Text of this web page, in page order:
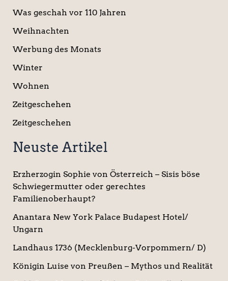
Was geschah vor 110 Jahren
Weihnachten
Werbung des Monats
Winter
Wohnen
Zeitgeschehen
Zeitgeschehen
Neuste Artikel
Erzherzogin Sophie von Österreich – Sisis böse
Schwiegermutter oder gerechtes
Familienoberhaupt?
Anantara New York Palace Budapest Hotel/
Ungarn
Landhaus 1736 (Mecklenburg-Vorpommern/ D)
Königin Luise von Preußen – Mythos und Realität